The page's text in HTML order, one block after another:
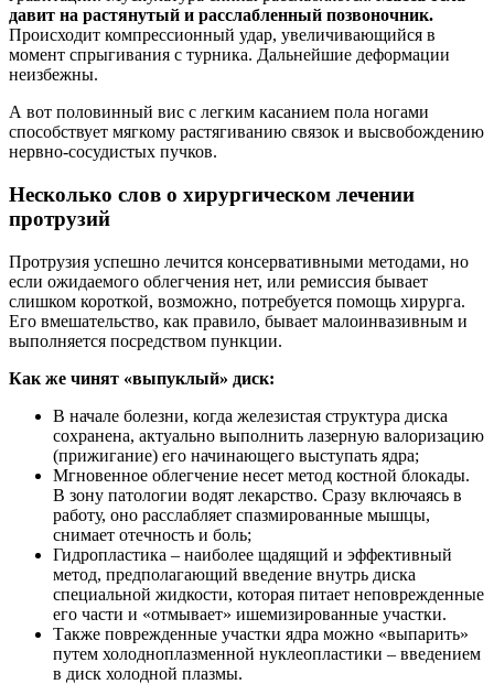
давит на растянутый и расслабленный позвоночник.
Происходит компрессионный удар, увеличивающийся в
момент спрыгивания с турника. Дальнейшие деформации
неизбежны.
А вот половинный вис с легким касанием пола ногами
способствует мягкому растягиванию связок и высвобождению
нервно-сосудистых пучков.
Несколько слов о хирургическом лечении
протрузий
Протрузия успешно лечится консервативными методами, но
если ожидаемого облегчения нет, или ремиссия бывает
слишком короткой, возможно, потребуется помощь хирурга.
Его вмешательство, как правило, бывает малоинвазивным и
выполняется посредством пункции.
Как же чинят «выпуклый» диск:
В начале болезни, когда железистая структура диска
сохранена, актуально выполнить лазерную валоризацию
(прижигание) его начинающего выступать ядра;
Мгновенное облегчение несет метод костной блокады.
В зону патологии водят лекарство. Сразу включаясь в
работу, оно расслабляет спазмированные мышцы,
снимает отечность и боль;
Гидропластика – наиболее щадящий и эффективный
метод, предполагающий введение внутрь диска
специальной жидкости, которая питает неповрежденные
его части и «отмывает» ишемизированные участки.
Также поврежденные участки ядра можно «выпарить»
путем холодноплазменной нуклеопластики – введением
в диск холодной плазмы.